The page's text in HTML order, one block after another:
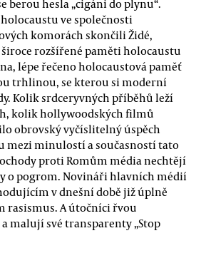
berou hesla „cigáni do plynu“.
ve společnosti
komorách skončili Židé,
široce rozšířené paměti holocaustu
lépe řečeno holocaustová paměť
trhlinou, se kterou si moderní
Kolik srdceryvných příběhů leží
kolik hollywoodských filmů
obrovský vyčíslitelný úspěch
mezi minulostí a současností tato
proti Romům média nechtějí
o pogrom. Novináři hlavních médií
v dnešní době již úplně
rasismus. A útočníci řvou
malují své transparenty „Stop